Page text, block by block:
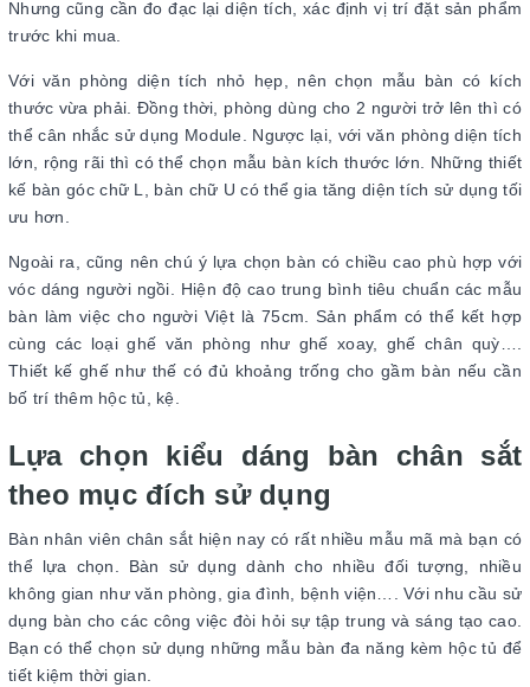
Nhưng cũng cần đo đạc lại diện tích, xác định vị trí đặt sản phẩm
trước khi mua.
Với văn phòng diện tích nhỏ hẹp, nên chọn mẫu bàn có kích
thước vừa phải. Đồng thời, phòng dùng cho 2 người trở lên thì có
thể cân nhắc sử dụng Module. Ngược lại, với văn phòng diện tích
lớn, rộng rãi thì có thể chọn mẫu bàn kích thước lớn. Những thiết
kế bàn góc chữ L, bàn chữ U có thể gia tăng diện tích sử dụng tối
ưu hơn.
Ngoài ra, cũng nên chú ý lựa chọn bàn có chiều cao phù hợp với
vóc dáng người ngồi. Hiện độ cao trung bình tiêu chuẩn các mẫu
bàn làm việc cho người Việt là 75cm. Sản phẩm có thể kết hợp
cùng các loại ghế văn phòng như ghế xoay, ghế chân quỳ….
Thiết kế ghế như thế có đủ khoảng trống cho gầm bàn nếu cần
bố trí thêm hộc tủ, kệ.
Lựa chọn kiểu dáng bàn chân sắt
theo mục đích sử dụng
Bàn nhân viên chân sắt hiện nay có rất nhiều mẫu mã mà bạn có
thể lựa chọn. Bàn sử dụng dành cho nhiều đối tượng, nhiều
không gian như văn phòng, gia đình, bệnh viện…. Với nhu cầu sử
dụng bàn cho các công việc đòi hỏi sự tập trung và sáng tạo cao.
Bạn có thể chọn sử dụng những mẫu bàn đa năng kèm hộc tủ để
tiết kiệm thời gian.